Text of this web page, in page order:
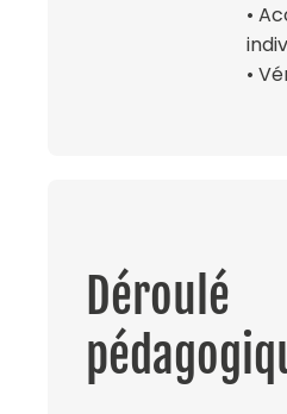
•
•
Déroulé